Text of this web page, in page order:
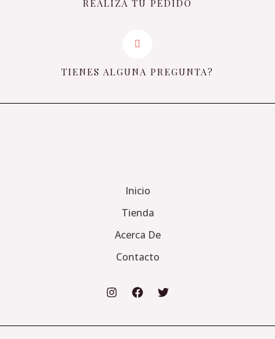
REALIZA TU PEDIDO
TIENES ALGUNA PREGUNTA?
Inicio
Tienda
Acerca De
Contacto